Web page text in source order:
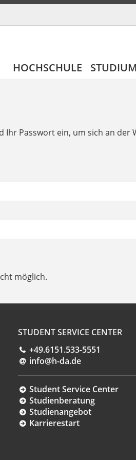
HOCHSCHULE STUDIUM
Ihr Passwort ein, um sich an der
möglich.
STUDENT SERVICE CENTER
+49.6151.533-5551
info@h-da.de
Student Service Center
Studienberatung
Studienangebot
Karrierestart